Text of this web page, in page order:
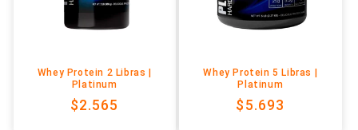
Whey Protein 2 Libras |
Platinum
Precio
$2.565
Whey Protein 5 Libras |
Platinum
Precio
$5.693